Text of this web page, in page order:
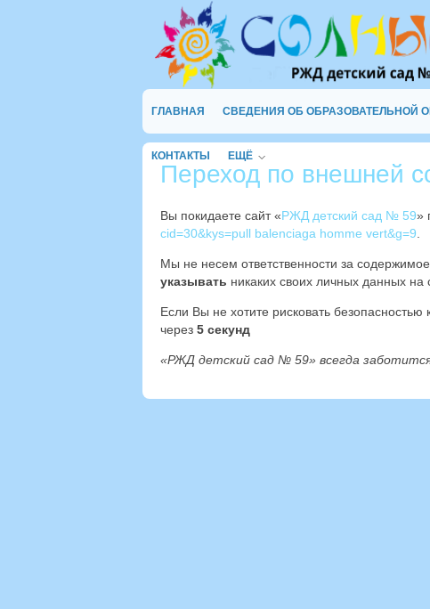
ГЛАВНАЯ СВЕДЕНИЯ ОБ ОБРАЗОВАТЕЛЬНОЙ
КОНТАКТЫ ЕЩЁ
Переход по внешней
Вы покидаете сайт «РЖД детский сад № 59»
cid=30&kys=pull balenciaga homme vert&g=9
Мы не несем ответственности за
указывать никаких своих личных данных на
Если Вы не хотите рисковать
через 4 секунд
«РЖД детский сад № 59» всегда